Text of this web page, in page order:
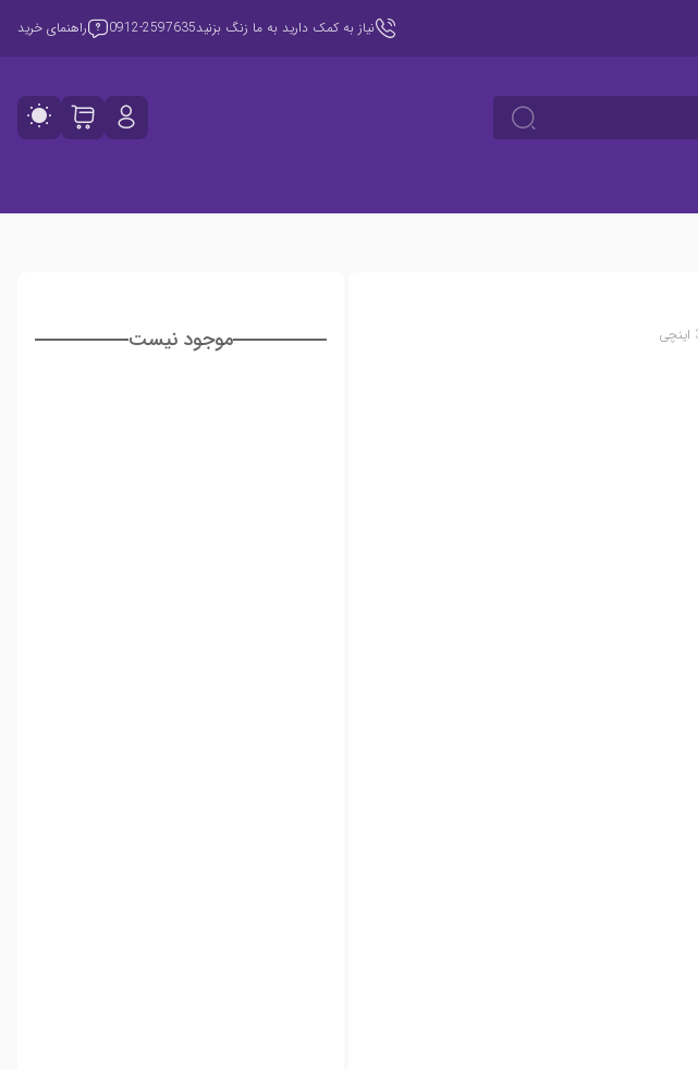
0912-2597635نیاز به کمک دارید به ما زنگ بزنید راهنمای خرید
موجود نیست